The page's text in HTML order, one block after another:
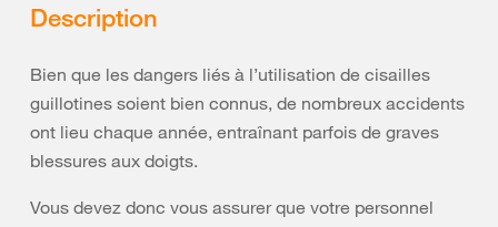
Description
Bien que les dangers liés à l’utilisation de cisailles
guillotines soient bien connus, de nombreux accidents
ont lieu chaque année, entraînant parfois de graves
blessures aux doigts.
Vous devez donc vous assurer que votre personnel